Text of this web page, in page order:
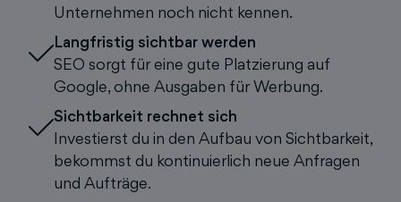
Unternehmen noch nicht kennen.
Langfristig sichtbar werden
SEO sorgt für eine gute Platzierung auf
Google, ohne Ausgaben für Werbung.
Sichtbarkeit rechnet sich
Investierst du in den Aufbau von Sichtbarkeit,
bekommst du kontinuierlich neue Anfragen
und Aufträge.